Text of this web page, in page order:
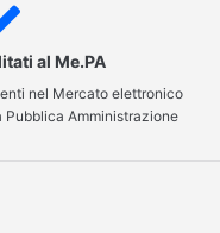
al Me.PA
nel Mercato elettronico
Pubblica Amministrazione